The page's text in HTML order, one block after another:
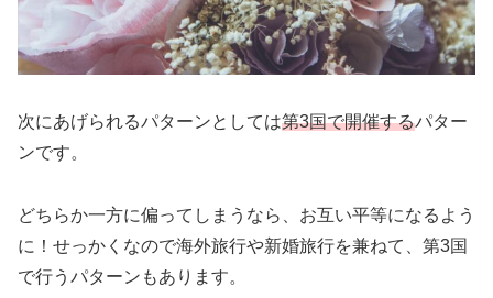
次にあげられるパターンとしては第3国で開催するパター
ンです。
どちらか一方に偏ってしまうなら、お互い平等になるよう
に！せっかくなので海外旅行や新婚旅行を兼ねて、第3国
で行うパターンもあります。